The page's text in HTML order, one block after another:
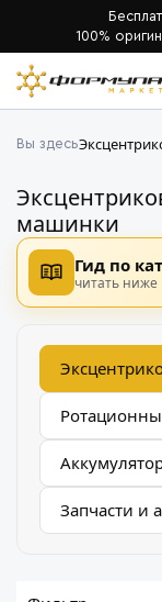
100%
Вы здесь
машинки
Гид по
читать ниже
Запчасти и